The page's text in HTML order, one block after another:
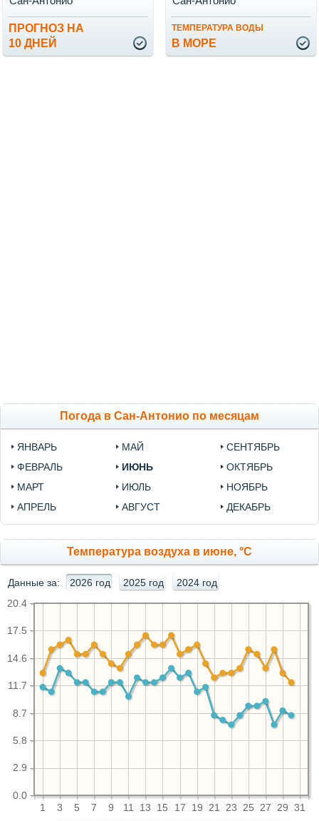
ПРОГНОЗ НА
10 ДНЕЙ
ТЕМПЕРАТУРА ВОДЫ
В МОРЕ
Погода в Сан-Антонио по месяцам
ЯНВАРЬ
ФЕВРАЛЬ
МАРТ
АПРЕЛЬ
МАЙ
ИЮНЬ
ИЮЛЬ
АВГУСТ
СЕНТЯБРЬ
ОКТЯБРЬ
НОЯБРЬ
ДЕКАБРЬ
Температура воздуха в июне, °C
Данные за: 2026 год 2025 год 2024 год
1 3 5 7 9 11 13 15 17 19 21 23 25 27 29 31
0.0
2.9
5.8
8.7
11.7
14.6
17.5
20.4